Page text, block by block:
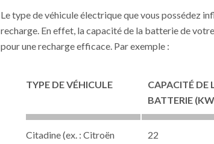
Le type de véhicule électrique que vous possédez
recharge. En effet, la capacité de la batterie de
pour une recharge efficace. Par exemple :
TYPE DE VÉHICULE
CAPACITÉ DE
BATTERIE
Citadine (ex. : Citroën
22